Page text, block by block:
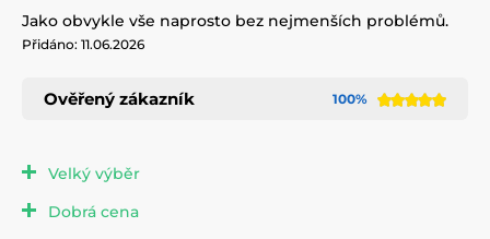
Jako obvykle vše naprosto bez nejmenších problémů.
Přidáno: 11.06.2026
Ověřený zákazník 100%
Velký výběr
Dobrá cena